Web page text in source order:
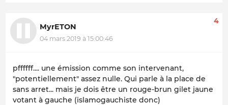
MyrETON
04 mars 2019 à 15:00:46
4
pffffff.... une émission comme son intervenant,
"potentiellement" assez nulle. Qui parle à la place de
sans arret... mais je dois être un rouge-brun gilet jaune
votant à gauche (islamogauchiste donc)